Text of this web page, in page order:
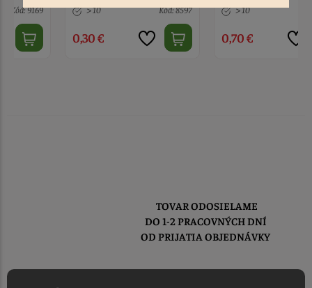
> 10 Kód: 8597
0,30 €
> 10 Kód: 12671
0,70 €
TOVAR ODOSIELAME
DO 1-2 PRACOVNÝCH DNÍ
OD PRIJATIA OBJEDNÁVKY